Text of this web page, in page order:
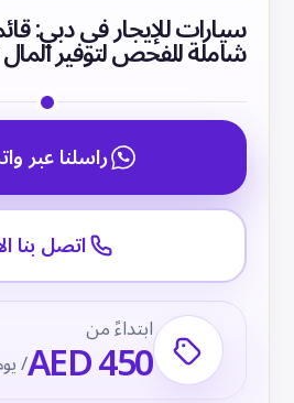
سيارات للإيجار في دبي:
شاملة للفحص لتوفير المال
راسلنا عبر
اتصل بنا
ابتداءً من
AED 450
/